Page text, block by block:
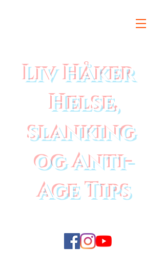
Liv Håker
Helse,
slanking
og Anti-
Age Tips